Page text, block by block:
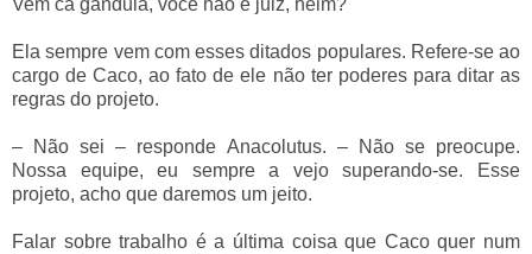
Vem cá gandula, você não é juiz, heim?
Ela sempre vem com esses ditados populares. Refere-se ao
cargo de Caco, ao fato de ele não ter poderes para ditar as
regras do projeto.
– Não sei– responde Anacolutus. –Não se preocupe.
Nossa equipe, eu sempre a vejo superando-se. Esse
projeto, acho que daremos um jeito.
Falar sobre trabalho é a última coisa que Caco quer num